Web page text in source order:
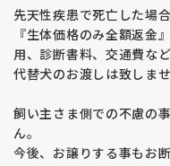
先天性疾患で死亡した場
『生体価格のみ全額返金
用、診断書料、交通費な
代替犬のお渡しは致しませ
飼い主さま側での不慮の
ん。
今後、お譲りする事もお